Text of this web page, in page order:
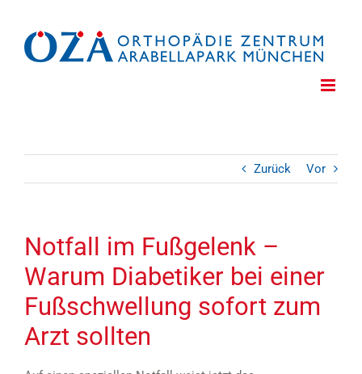
springen
Zurück Vor
Notfall im Fußgelenk –
Warum Diabetiker bei einer
Fußschwellung sofort zum
Arzt sollten